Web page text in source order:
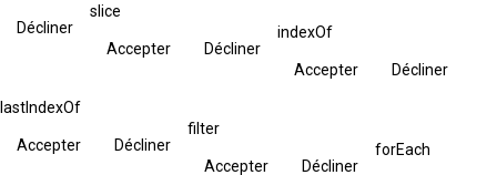
Décliner
slice
Accepter Décliner
indexOf
Accepter Décliner
lastIndexOf
Accepter Décliner
filter
Accepter Décliner
forEach